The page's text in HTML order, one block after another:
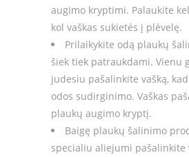
augimo kryptimi. Palaukite
kol vaškas sukietės į plėvelę.
Prilaikykite odą plaukų
šiek tiek patraukdami. Vienu
judesiu pašalinkite vašką,
odos sudirginimo. Vaškas
plaukų augimo kryptį.
Baigę plaukų šalinimo
specialiu aliejumi pašalinkite